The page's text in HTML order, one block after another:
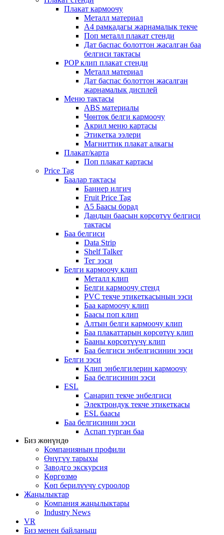
Плакат кармоочу
Металл материал
А4 рамкадагы жарнамалык текче
Поп металл плакат стенди
Дат баспас болоттон жасалган баа
белгиси тактасы
POP клип плакат стенди
Металл материал
Дат баспас болоттон жасалган
жарнамалык дисплей
Меню тактасы
ABS материалы
Чөнтөк белги кармоочу
Акрил меню картасы
Этикетка ээлери
Магниттик плакат алкагы
Плакат/карта
Поп плакат картасы
Price Tag
Баалар тактасы
Баннер илгич
Fruit Price Tag
A5 Баасы борад
Дандын баасын көрсөтүү белгиси
тактасы
Баа белгиси
Data Strip
Shelf Talker
Тег ээси
Белги кармоочу клип
Металл клип
Белги кармоочу стенд
PVC текче этикеткасынын ээси
Баа кармоочу клип
Баасы поп клип
Алтын белги кармоочу клип
Баа плакаттарын көрсөтүү клип
Бааны көрсөтүүчү клип
Баа белгиси энбелгисинин ээси
Белги ээси
Клип энбелгилерин кармоочу
Баа белгисинин ээси
ESL
Санарип текче энбелгиси
Электрондук текче этикеткасы
ESL баасы
Баа белгисинин ээси
Аспап турган баа
Биз жөнүндө
Компаниянын профили
Өнүгүү тарыхы
Заводго экскурсия
Көргөзмө
Көп берилүүчү суроолор
Жаңылыктар
Компания жаңылыктары
Industry News
VR
Биз менен байланыш